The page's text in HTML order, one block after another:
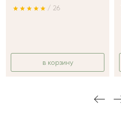
/ 26
в корзину